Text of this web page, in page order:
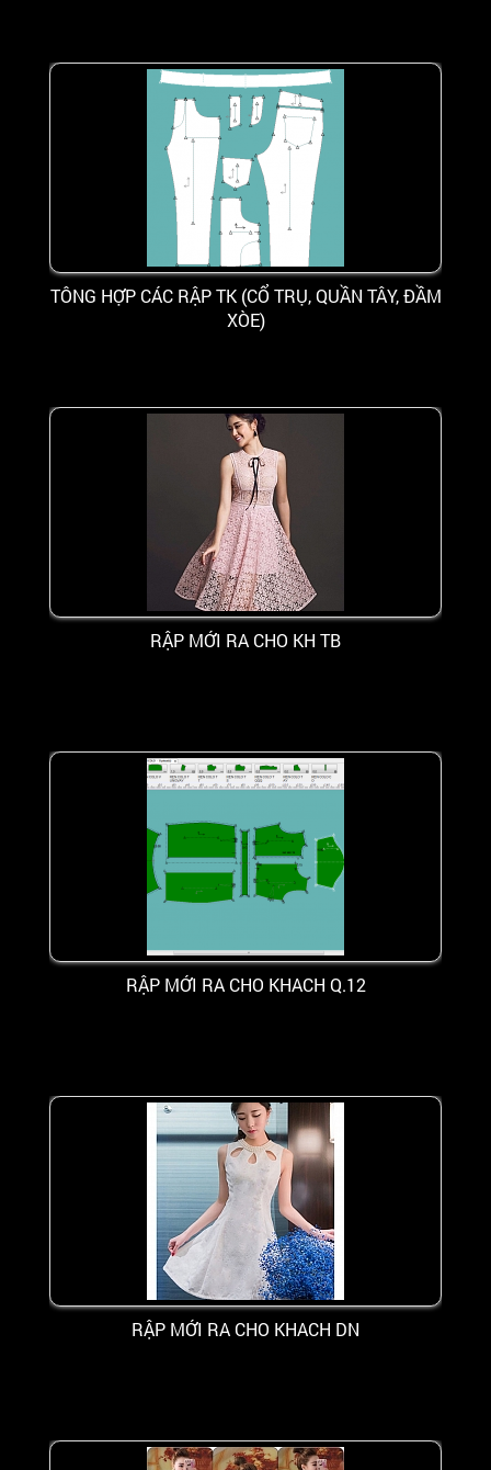
TÔNG HỢP CÁC RẬP TK (CỔ TRỤ, QUẦN TÂY, ĐẦM
XÒE)
RẬP MỚI RA CHO KH TB
RẬP MỚI RA CHO KHACH Q.12
RẬP MỚI RA CHO KHACH DN